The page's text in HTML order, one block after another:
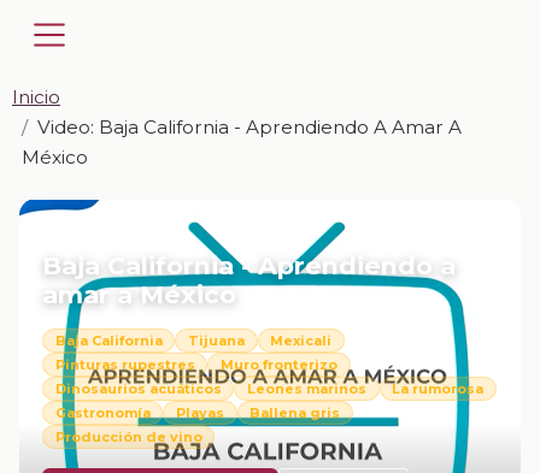
Inicio
Video: Baja California - Aprendiendo A Amar A
México
Baja California - Aprendiendo a
amar a México
Baja California Tijuana
Mexicali
Pinturas rupestres
Muro fronterizo
Dinosaurios acuáticos
Leones marinos
La rumorosa
Gastronomía
Playas
Ballena gris
Producción de vino